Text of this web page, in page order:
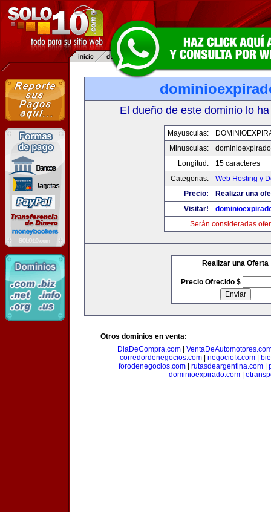
El dueño de este dominio lo
Mayusculas:
Minusculas:
Longitud:
15 caracteres
Categorias:
Web Hosting y
Precio:
Realizar una
Visitar!
Serán consideradas
Realizar una Oferta
Precio Ofrecido $
Otros dominios en venta:
DiaDeCompra.com|
corredordenegocios.com
negociofx.com
forodenegocios.com| rutasdeargentina.com|
dominioexpirado.com|